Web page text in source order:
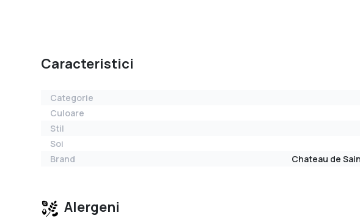
Caracteristici
Categorie
Culoare
Stil
Soi
Brand
Chateau de
Alergeni